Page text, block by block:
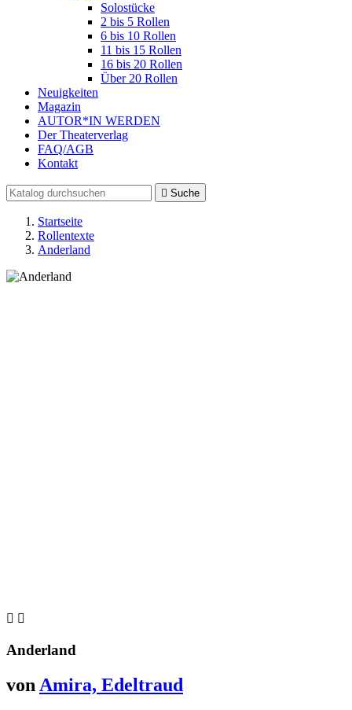
Solostücke
2 bis 5 Rollen
6 bis 10 Rollen
11 bis 15 Rollen
16 bis 20 Rollen
Über 20 Rollen
Neuigkeiten
Magazin
AUTOR*IN WERDEN
Der Theaterverlag
FAQ/AGB
Kontakt
 Suche
Startseite
Rollentexte
Anderland
 
Anderland
von Amira, Edeltraud